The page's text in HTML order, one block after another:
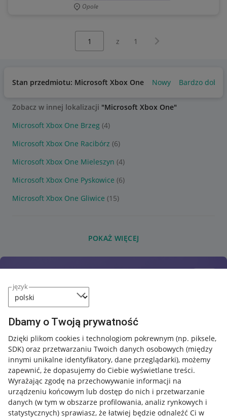
język
Dbamy o Twoją prywatność
Dzięki plikom cookies i technologiom pokrewnym (np. piksele,
SDK) oraz przetwarzaniu Twoich danych osobowych (między
innymi unikalne identyfikatory, dane przeglądarki), możemy
zapewnić, że dopasujemy do Ciebie wyświetlane treści.
Wyrażając zgodę na przechowywanie informacji na
urządzeniu końcowym lub dostęp do nich i przetwarzanie
danych (w tym w obszarze profilowania, analiz rynkowych i
statystycznych) sprawiasz, że łatwiej będzie odnaleźć Ci w
Opole
z 1 Następna strona
Stan przedmiotu: Microsoft Xbox One Nowy Bardzo dobry
Zobacz w innej lokalizacji "Microsoft Xbox One"
Microsoft Xbox One Brzeg (4)
Microsoft Xbox One Racibórz (6)
Microsoft Xbox One Mieleszyn (4)
Microsoft Xbox One Pyskowice (6)
Microsoft Xbox One Gliwice (15)
POKAŻ WIĘCEJ